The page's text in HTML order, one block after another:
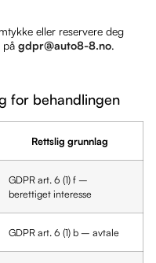
eller reservere deg
på gdpr@auto8-8.no.
for behandlingen
Rettslig grunnlag
GDPR art. 6 (1) f –
berettiget interesse
GDPR art. 6 (1) b – avtale